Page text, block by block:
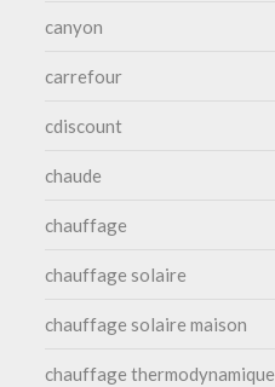
canyon
carrefour
cdiscount
chaude
chauffage
chauffage solaire
chauffage solaire maison
chauffage thermodynamique